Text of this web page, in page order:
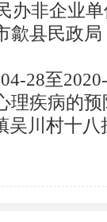
林镇吴川村十